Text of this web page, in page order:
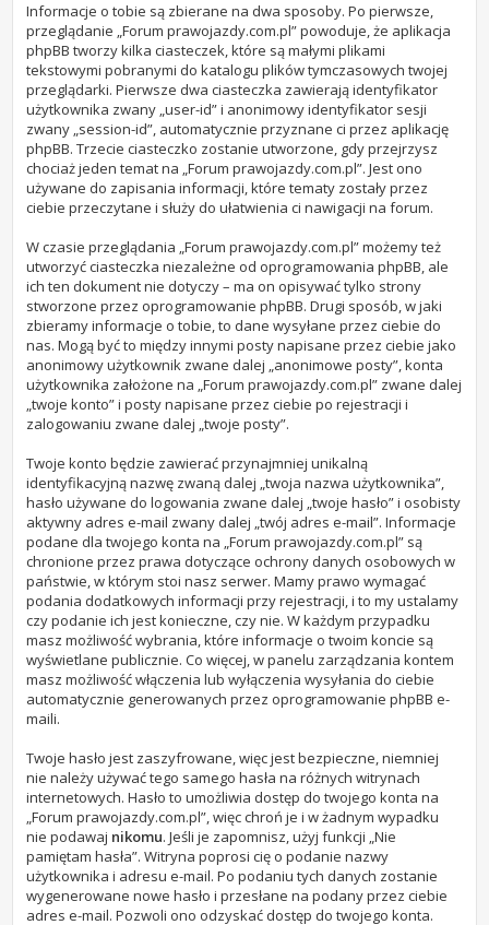
Informacje o tobie są zbierane na dwa sposoby. Po pierwsze,
przeglądanie „Forum prawojazdy.com.pl” powoduje, że aplikacja
phpBB tworzy kilka ciasteczek, które są małymi plikami
tekstowymi pobranymi do katalogu plików tymczasowych twojej
przeglądarki. Pierwsze dwa ciasteczka zawierają identyfikator
użytkownika zwany „user-id” i anonimowy identyfikator sesji
zwany „session-id”, automatycznie przyznane ci przez aplikację
phpBB. Trzecie ciasteczko zostanie utworzone, gdy przejrzysz
chociaż jeden temat na „Forum prawojazdy.com.pl”. Jest ono
używane do zapisania informacji, które tematy zostały przez
ciebie przeczytane i służy do ułatwienia ci nawigacji na forum.
W czasie przeglądania „Forum prawojazdy.com.pl” możemy też
utworzyć ciasteczka niezależne od oprogramowania phpBB, ale
ich ten dokument nie dotyczy – ma on opisywać tylko strony
stworzone przez oprogramowanie phpBB. Drugi sposób, w jaki
zbieramy informacje o tobie, to dane wysyłane przez ciebie do
nas. Mogą być to między innymi posty napisane przez ciebie jako
anonimowy użytkownik zwane dalej „anonimowe posty”, konta
użytkownika założone na „Forum prawojazdy.com.pl” zwane dalej
„twoje konto” i posty napisane przez ciebie po rejestracji i
zalogowaniu zwane dalej „twoje posty”.
Twoje konto będzie zawierać przynajmniej unikalną
identyfikacyjną nazwę zwaną dalej „twoja nazwa użytkownika”,
hasło używane do logowania zwane dalej „twoje hasło” i osobisty
aktywny adres e-mail zwany dalej „twój adres e-mail”. Informacje
podane dla twojego konta na „Forum prawojazdy.com.pl” są
chronione przez prawa dotyczące ochrony danych osobowych w
państwie, w którym stoi nasz serwer. Mamy prawo wymagać
podania dodatkowych informacji przy rejestracji, i to my ustalamy
czy podanie ich jest konieczne, czy nie. W każdym przypadku
masz możliwość wybrania, które informacje o twoim koncie są
wyświetlane publicznie. Co więcej, w panelu zarządzania kontem
masz możliwość włączenia lub wyłączenia wysyłania do ciebie
automatycznie generowanych przez oprogramowanie phpBB e-
maili.
Twoje hasło jest zaszyfrowane, więc jest bezpieczne, niemniej
nie należy używać tego samego hasła na różnych witrynach
internetowych. Hasło to umożliwia dostęp do twojego konta na
„Forum prawojazdy.com.pl”, więc chroń je i w żadnym wypadku
nie podawaj nikomu. Jeśli je zapomnisz, użyj funkcji „Nie
pamiętam hasła”. Witryna poprosi cię o podanie nazwy
użytkownika i adresu e-mail. Po podaniu tych danych zostanie
wygenerowane nowe hasło i przesłane na podany przez ciebie
adres e-mail. Pozwoli ono odzyskać dostęp do twojego konta.